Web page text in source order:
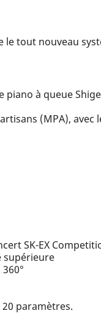
tout nouveau
à queue
(MPA),
SK-EX
supérieure
paramètres.